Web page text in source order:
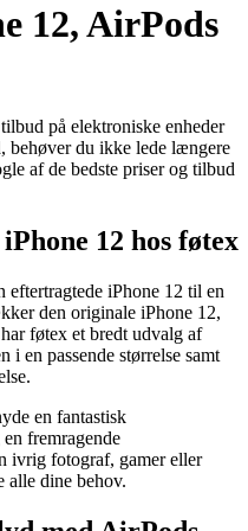
12, AirPods
på elektroniske enheder
behøver du ikke lede længere
af de bedste priser og tilbud
12 hos føtex
eftertragtede iPhone 12 til en
den originale iPhone 12,
føtex et bredt udvalg af
en passende størrelse samt
en fantastisk
fremragende
ivrig fotograf, gamer eller
alle dine behov.